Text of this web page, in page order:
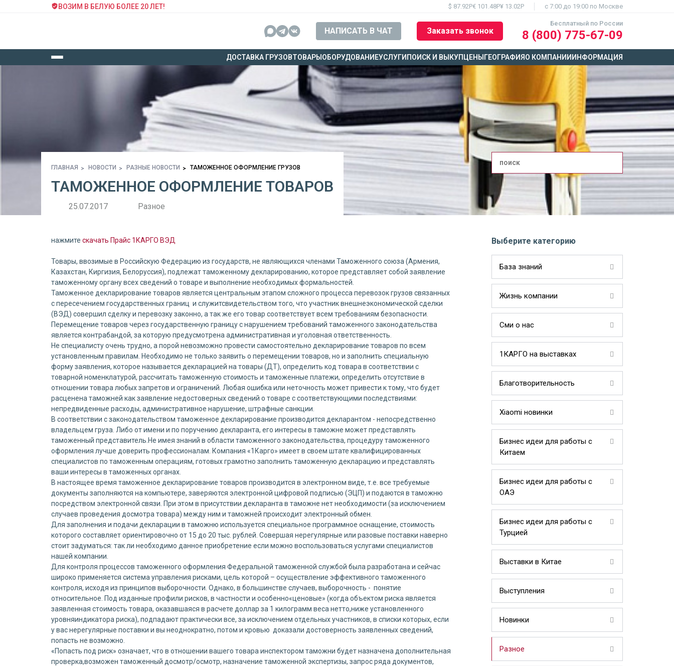
ВОЗИМ В БЕЛУЮ БОЛЕЕ 20 ЛЕТ! $ 87.92Р€ 101.48Р¥ 13.02Р c 7:00 до 19:00 по Москве
НАПИСАТЬ В ЧАТ Заказать звонок
Бесплатный по России
8 (800) 775-67-09
ДОСТАВКА ГРУЗОВТОВАРЫ ОБОРУДОВАНИЕУСЛУГИ ПОИСК И ВЫКУП ЦЕНЫ ГЕОГРАФИЯО КОМПАНИИ ИНФОРМАЦИЯ
ГЛАВНАЯ НОВОСТИ РАЗНЫЕ НОВОСТИ ТАМОЖЕННОЕ ОФОРМЛЕНИЕ ГРУЗОВ
ТАМОЖЕННОЕ ОФОРМЛЕНИЕ ТОВАРОВ
25.07.2017 Разное
нажмите скачать Прайс 1КАРГО ВЭД
Товары, ввозимые в Российскую Федерацию из государств, не являющихся членами Таможенного союза (Армения,
Казахстан, Киргизия, Белоруссия), подлежат таможенному декларированию, которое представляет собой заявление
таможенному органу всех сведений о товаре и выполнение необходимых формальностей.
Таможенное декларирование товаров является центральным этапом сложного процесса перевозок грузов связанных
с пересечением государственных границ и служитсвидетельством того, что участник внешнеэкономической сделки
(ВЭД) совершил сделку и перевозку законно, а так же его товар соответствует всем требованиям безопасности.
Перемещение товаров через государственную границу с нарушением требований таможенного законодательства
является контрабандой, за которую предусмотрена административная и уголовная ответственность.
Не специалисту очень трудно, а порой невозможно провести самостоятельно декларирование товаров по всем
установленным правилам. Необходимо не только заявить о перемещении товаров, но и заполнить специальную
форму заявления, которое называется декларацией на товары (ДТ), определить код товара в соответствии с
товарной номенклатурой, рассчитать таможенную стоимость и таможенные платежи, определить отсутствие в
отношении товара любых запретов и ограничений. Любая ошибка или неточность может привести к тому, что будет
расценена таможней как заявление недостоверных сведений о товаре с соответствующими последствиями:
непредвиденные расходы, административное нарушение, штрафные санкции.
В соответствии с законодательством таможенное декларирование производится декларантом - непосредственно
владельцем груза. Либо от имени и по поручению декларанта, его интересы в таможне может представлять
таможенный представитель.Не имея знаний в области таможенного законодательства, процедуру таможенного
оформления лучше доверить профессионалам. Компания «1Карго» имеет в своем штате квалифицированных
специалистов по таможенным операциям, готовых грамотно заполнить таможенную декларацию и представлять
ваши интересы в таможенных органах.
В настоящее время таможенное декларирование товаров производится в электронном виде, т.е. все требуемые
документы заполняются на компьютере, заверяются электронной цифровой подписью (ЭЦП) и подаются в таможню
посредством электронной связи. При этом в присутствии декларанта в таможне нет необходимости (за исключением
случаев проведения досмотра товара) между ним и таможней происходит электронный обмен.
Для заполнения и подачи декларации в таможню используется специальное программное оснащение, стоимость
которого составляет ориентировочно от 15 до 20 тыс. рублей. Совершая нерегулярные или разовые поставки наверно
стоит задуматься: так ли необходимо данное приобретение если можно воспользоваться услугами специалистов
нашей компании.
Для контроля процессов таможенного оформления Федеральной таможенной службой была разработана и сейчас
широко применяется система управления рисками, цель которой – осуществление эффективного таможенного
контроля, исходя из принципов выборочности. Однако, в большинстве случаев, выборочность - понятие
относительное. Под изданные профили рисков, в частности и особенно«ценовые» (когда объектом риска является
заявленная стоимость товара, оказавшаяся в расчете доллар за 1 килограмм веса нетто,ниже установленного
уровняиндикатора риска), подпадают практически все, за исключением отдельных участников, в списки которых, если
у вас нерегулярные поставки и вы неоднократно, потом и кровью доказали достоверность заявленных сведений,
попасть не возможно.
«Попасть под риск» означает, что в отношении вашего товара инспектором таможни будет назначена дополнительная
проверка,возможен таможенный досмотр/осмотр, назначение таможенной экспертизы, запрос ряда документов,
Выберите категорию
База знаний
Жизнь компании
Сми о нас
1КАРГО на выставках
Благотворительность
Xiaomi новинки
Бизнес идеи для работы с
Китаем
Бизнес идеи для работы с
ОАЭ
Бизнес идеи для работы с
Турцией
Выставки в Китае
Выступления
Новинки
Разное